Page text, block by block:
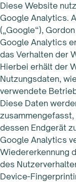
Diese Website
Google Analytics.
(„Google“),
Google Analytics
das Verhalten der
Hierbei erhält der
Nutzungsdaten,
verwendete
Diese Daten
dessen Endgerät
Google Analytics
Wiedererkennung
des
Device-